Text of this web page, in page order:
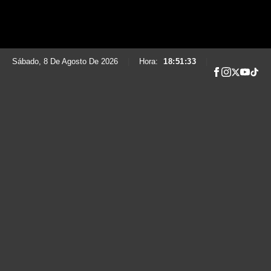
Sábado, 8 De Agosto De 2026 Hora: 18:51:35